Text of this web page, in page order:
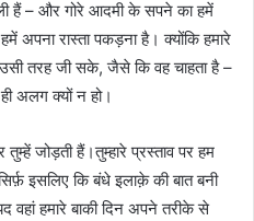
हैं – और गोरे आदमी के सपने का हमें
अपना रास्ता पकड़ना है। क्योंकि हमारे
तरह जी सके, जैसे कि वह चाहता है –
अलग क्यों न हो।
जोड़ती हैं।तुम्हारे प्रस्ताव पर हम
इसलिए कि बंधे इलाक़े की बात बनी
वहां हमारे बाकी दिन अपने तरीके से